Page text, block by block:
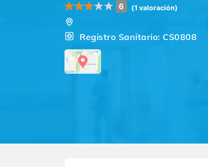
6 (1 valoración)
Registro Sanitario: CS0808